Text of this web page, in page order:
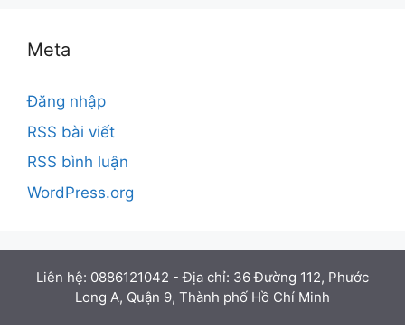
Meta
Đăng nhập
RSS bài viết
RSS bình luận
WordPress.org
Liên hệ: 0886121042 - Địa chỉ: 36 Đường 112, Phước
Long A, Quận 9, Thành phố Hồ Chí Minh